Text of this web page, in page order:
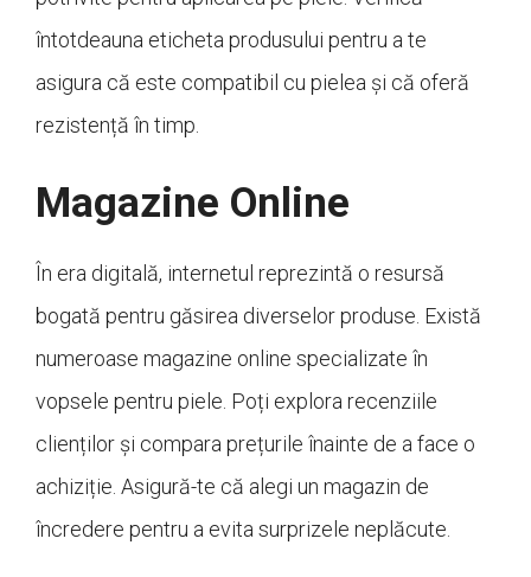
întotdeauna eticheta produsului pentru a te
asigura că este compatibil cu pielea și că oferă
rezistență în timp.
Magazine Online
În era digitală, internetul reprezintă o resursă
bogată pentru găsirea diverselor produse. Există
numeroase magazine online specializate în
vopsele pentru piele. Poți explora recenziile
clienților și compara prețurile înainte de a face o
achiziție. Asigură-te că alegi un magazin de
încredere pentru a evita surprizele neplăcute.